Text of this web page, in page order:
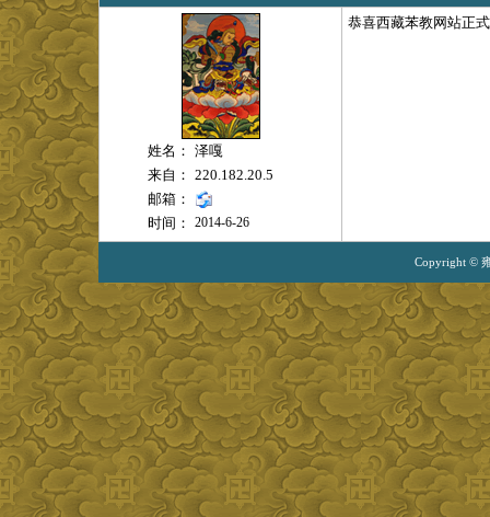
姓名： 泽嘎
来自： 220.182.20.5
邮箱：
时间：
2014-6-26
恭喜西藏苯教网站正
Copyright ©